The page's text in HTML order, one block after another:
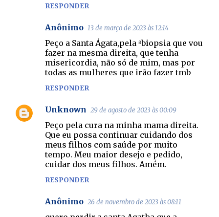
RESPONDER
Anônimo 13 de março de 2023 às 12:14
Peço a Santa Ágata,pela ⁸biopsia que vou
fazer na mesma direita, que tenha
misericordia, não só de mim, mas por
todas as mulheres que irão fazer tmb
RESPONDER
Unknown 29 de agosto de 2023 às 00:09
Peço pela cura na minha mama direita.
Que eu possa continuar cuidando dos
meus filhos com saúde por muito
tempo. Meu maior desejo e pedido,
cuidar dos meus filhos. Amém.
RESPONDER
Anônimo 26 de novembro de 2023 às 08:11